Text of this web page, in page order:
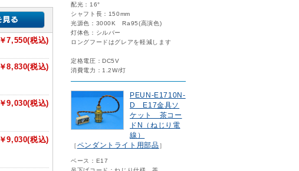
￥7,550(税込)
￥8,830(税込)
￥9,030(税込)
￥9,030(税込)
配光：16°
シャフト長：150mm
光源色：3000K Ra95(高演色)
灯体色：シルバー
ロングフードはグレアを軽減します
定格電圧：DC5V
消費電力：1.2W/灯
PEUN-E1710N-
D E17金具ソ
ケット 茶コー
ドN（ねじり電
線）
［ペンダントライト用部品］
ベース：E17